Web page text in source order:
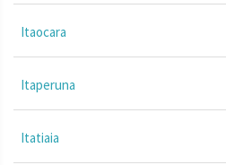
Itaocara
Itaperuna
Itatiaia